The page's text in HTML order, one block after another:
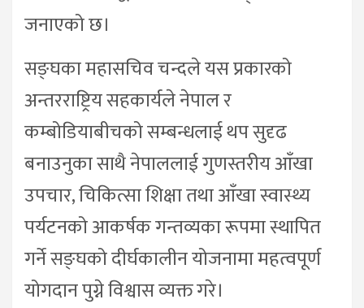
जनाएको छ।
सङ्घका महासचिव चन्दले यस प्रकारको
अन्तरराष्ट्रिय सहकार्यले नेपाल र
कम्बोडियाबीचको सम्बन्धलाई थप सुदृढ
बनाउनुका साथै नेपाललाई गुणस्तरीय आँखा
उपचार, चिकित्सा शिक्षा तथा आँखा स्वास्थ्य
पर्यटनको आकर्षक गन्तव्यका रूपमा स्थापित
गर्ने सङ्घको दीर्घकालीन योजनामा महत्वपूर्ण
योगदान पुग्ने विश्वास व्यक्त गरे।